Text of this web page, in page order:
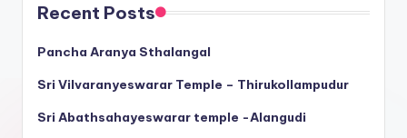
Recent Posts
Pancha Aranya Sthalangal
Sri Vilvaranyeswarar Temple – Thirukollampudur
Sri Abathsahayeswarar temple -Alangudi